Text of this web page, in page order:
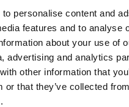
personalise content and
features and to analyse
about your use of
advertising and analytics
other information that
or that they’ve collected
oder verpflichtet, an
vor einer